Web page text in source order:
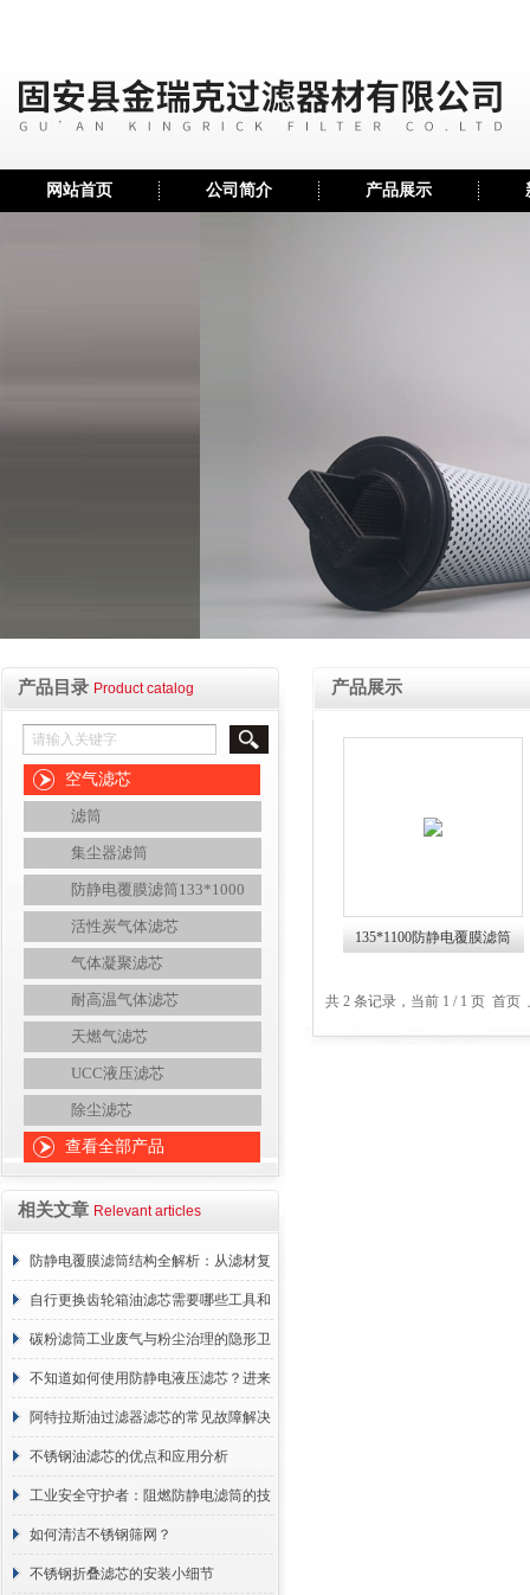
网站首页 公司简介 产品展示
产品目录 Product catalog
空气滤芯
滤筒
集尘器滤筒
防静电覆膜滤筒133*1000
活性炭气体滤芯
气体凝聚滤芯
耐高温气体滤芯
天燃气滤芯
UCC液压滤芯
除尘滤芯
查看全部产品
相关文章 Relevant articles
防静电覆膜滤筒结构全解析：从滤材复
合到整体成型
自行更换齿轮箱油滤芯需要哪些工具和
材料？
碳粉滤筒工业废气与粉尘治理的隐形卫
士
不知道如何使用防静电液压滤芯？进来
看
阿特拉斯油过滤器滤芯的常见故障解决
方法介绍
不锈钢油滤芯的优点和应用分析
工业安全守护者：阻燃防静电滤筒的技
术原理与应用解析
如何清洁不锈钢筛网？
不锈钢折叠滤芯的安装小细节
产品展示
135*1100防静电覆膜滤筒
共 2 条记录，当前 1 / 1 页 首